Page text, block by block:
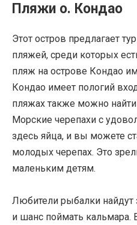
Пляжи о. Кондао
Этот остров предлагает
пляжей, среди которых
пляж на острове Кондао
Кондао имеет пологий
пляжах также можно
Морские черепахи с
здесь яйца, и вы можете
молодых черепах. Это
маленьким детям.
Любители рыбалки
и шанс поймать кальмара.